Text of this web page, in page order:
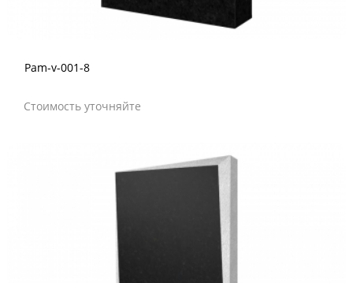
Pam-v-001-8
Стоимость уточняйте